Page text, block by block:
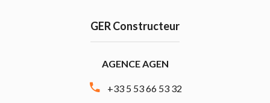
GER Constructeur
AGENCE AGEN
+33 5 53 66 53 32